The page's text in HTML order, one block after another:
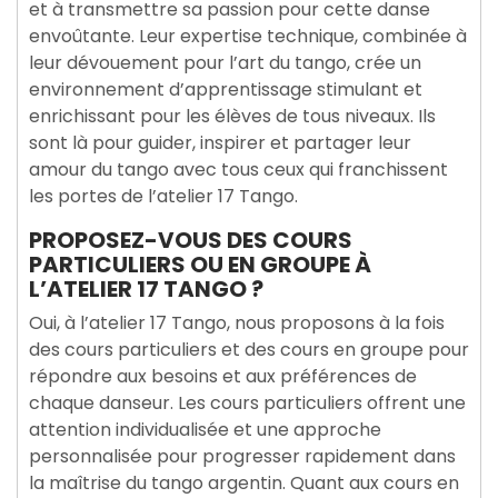
et à transmettre sa passion pour cette danse
envoûtante. Leur expertise technique, combinée à
leur dévouement pour l’art du tango, crée un
environnement d’apprentissage stimulant et
enrichissant pour les élèves de tous niveaux. Ils
sont là pour guider, inspirer et partager leur
amour du tango avec tous ceux qui franchissent
les portes de l’atelier 17 Tango.
PROPOSEZ-VOUS DES COURS
PARTICULIERS OU EN GROUPE À
L’ATELIER 17 TANGO ?
Oui, à l’atelier 17 Tango, nous proposons à la fois
des cours particuliers et des cours en groupe pour
répondre aux besoins et aux préférences de
chaque danseur. Les cours particuliers offrent une
attention individualisée et une approche
personnalisée pour progresser rapidement dans
la maîtrise du tango argentin. Quant aux cours en